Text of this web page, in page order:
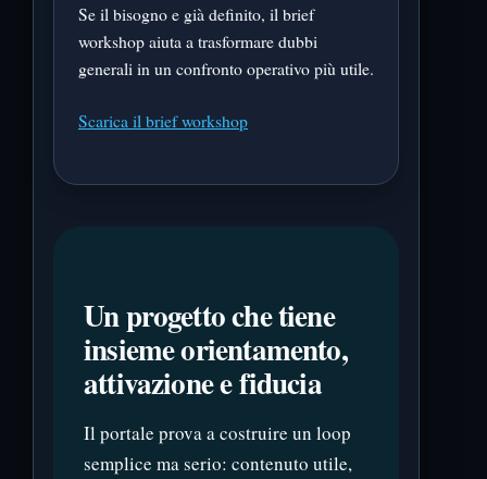
Se il bisogno e già definito, il brief
workshop aiuta a trasformare dubbi
generali in un confronto operativo più utile.
Scarica il brief workshop
Un progetto che tiene
insieme orientamento,
attivazione e fiducia
Il portale prova a costruire un loop
semplice ma serio: contenuto utile,